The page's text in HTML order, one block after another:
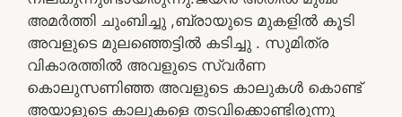
അമർത്തി ചുംബിച്ചു ,ബ്രായുടെ മുകളിൽ കൂടി
അവളുടെ മുലഞ്ഞെട്ടിൽ കടിച്ചു . സുമിത്ര
വികാരത്തിൽ അവളുടെ സ്വർണ
കൊലുസണിഞ്ഞ അവളുടെ കാലുകൾ കൊണ്ട്
അയാളുടെ കാലുകളെ തടവിക്കൊണ്ടിരുന്നു